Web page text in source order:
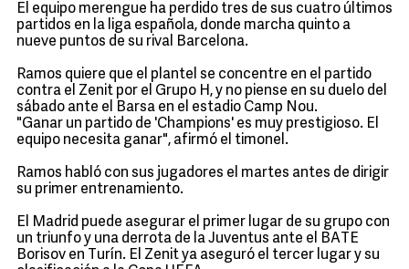
El equipo merengue ha perdido tres de sus cuatro últimos
partidos en la liga española, donde marcha quinto a
nueve puntos de su rival Barcelona.
Ramos quiere que el plantel se concentre en el partido
contra el Zenit por el Grupo H, y no piense en su duelo del
sábado ante el Barsa en el estadio Camp Nou.
"Ganar un partido de 'Champions' es muy prestigioso. El
equipo necesita ganar", afirmó el timonel.
Ramos habló con sus jugadores el martes antes de dirigir
su primer entrenamiento.
El Madrid puede asegurar el primer lugar de su grupo con
un triunfo y una derrota de la Juventus ante el BATE
Borisov en Turín. El Zenit ya aseguró el tercer lugar y su